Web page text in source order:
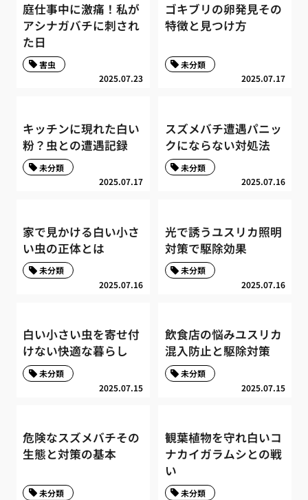
庭仕事中に激痛！私が
アシナガバチに刺され
た日
2025.07.23
害虫
ゴキブリの卵発見その
特徴と見つけ方
2025.07.17
未分類
キッチンに現れた白い
粉？虫との遭遇記録
2025.07.17
未分類
スズメバチ遭遇パニッ
クにならない対処法
2025.07.16
未分類
家で見かける白い小さ
い虫の正体とは
2025.07.16
未分類
光で誘うユスリカ照明
対策で駆除効果
2025.07.16
未分類
白い小さい虫を寄せ付
けない快適な暮らし
2025.07.15
未分類
飲食店の悩みユスリカ
混入防止と駆除対策
2025.07.15
未分類
危険なスズメバチその
生態と対策の基本
未分類
観葉植物を守れ白いコ
ナカイガラムシとの戦
い
未分類